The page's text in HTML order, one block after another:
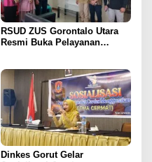
RSUD ZUS Gorontalo Utara
Resmi Buka Pelayanan
Dinkes Gorut Gelar